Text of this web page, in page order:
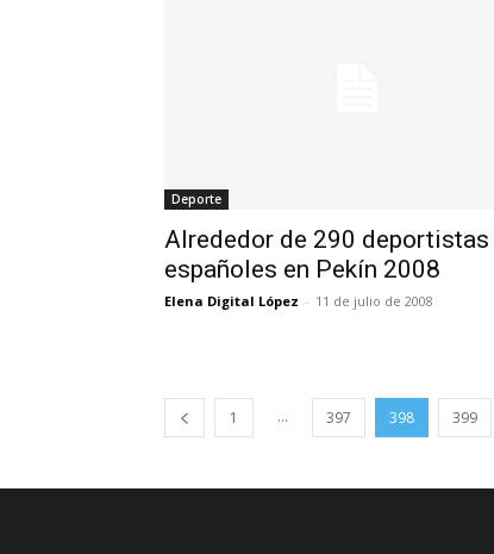
Deporte
Alrededor de 290 deportistas
españoles en Pekín 2008
Elena Digital López - 11 de julio de 2008
1 ... 397 398 399